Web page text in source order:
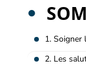
1. Soigner
2. Les